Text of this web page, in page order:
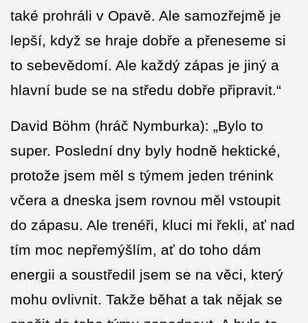
také prohráli v Opavě. Ale samozřejmě je
lepší, když se hraje dobře a přeneseme si
to sebevědomí. Ale každý zápas je jiný a
hlavní bude se na středu dobře připravit.“
David Böhm (hráč Nymburka): „Bylo to
super. Poslední dny byly hodně hektické,
protože jsem měl s týmem jeden trénink
včera a dneska jsem rovnou měl vstoupit
do zápasu. Ale trenéři, kluci mi řekli, ať nad
tím moc nepřemýšlím, ať do toho dám
energii a soustředil jsem se na věci, který
mohu ovlivnit. Takže běhat a tak nějak se